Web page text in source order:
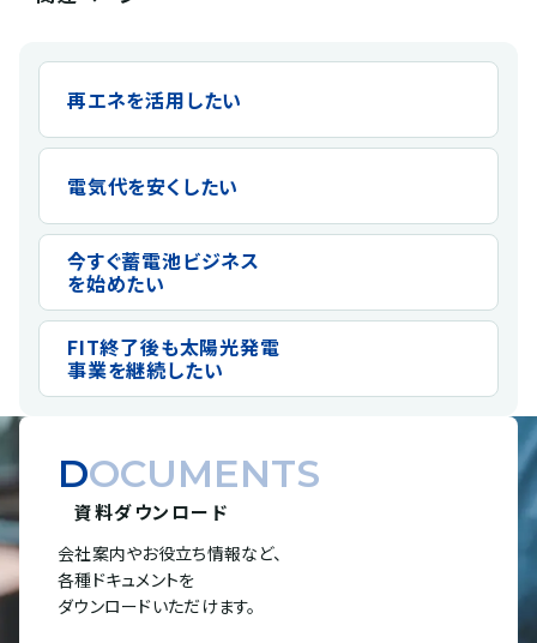
再エネを活用したい
電気代を安くしたい
今すぐ蓄電池ビジネス
を始めたい
FIT終了後も太陽光発電
事業を継続したい
DOCUMENTS
資料ダウンロード
会社案内やお役立ち情報など、
各種ドキュメントを
ダウンロードいただけます。